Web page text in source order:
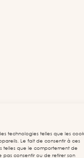
technologies telles que les
Le fait de consentir à ces
telles que le comportement de
pas consentir ou de retirer son